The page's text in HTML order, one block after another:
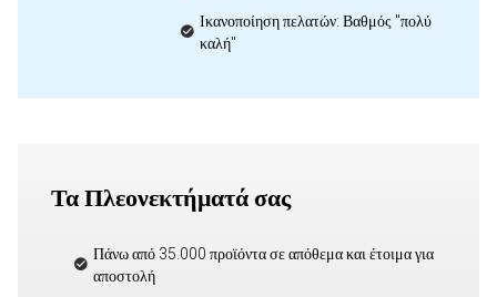
Ικανοποίηση πελατών: Βαθμός "πολύ
καλή"
Τα Πλεονεκτήματά σας
Πάνω από 35.000 προϊόντα σε απόθεμα και έτοιμα για
αποστολή